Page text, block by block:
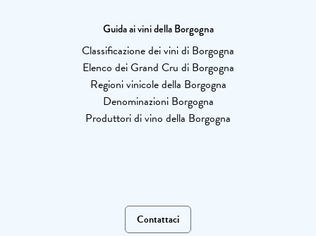
Guida ai vini della Borgogna
Classificazione dei vini di Borgogna
Elenco dei Grand Cru di Borgogna
Regioni vinicole della Borgogna
Denominazioni Borgogna
Produttori di vino della Borgogna
Contattaci